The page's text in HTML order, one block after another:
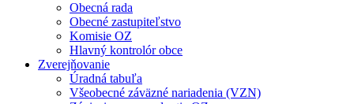
Obecná rada
Obecné zastupiteľstvo
Komisie OZ
Hlavný kontrolór obce
Zverejňovanie
Úradná tabuľa
Všeobecné záväzné nariadenia (VZN)